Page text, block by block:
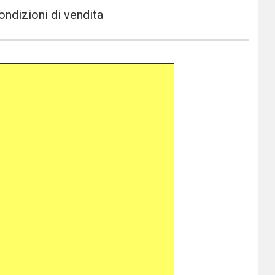
di vendita